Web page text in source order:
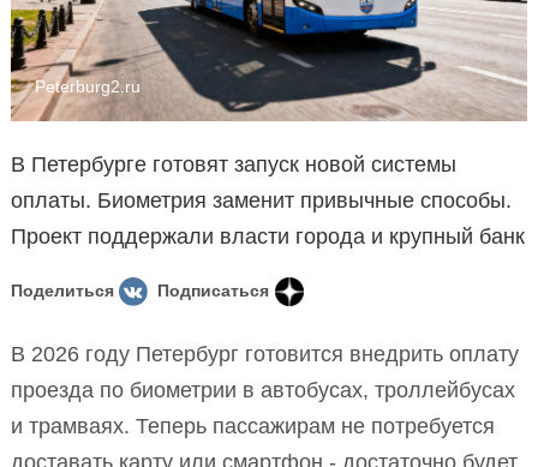
Peterburg2.ru
В Петербурге готовят запуск новой системы
оплаты. Биометрия заменит привычные способы.
Проект поддержали власти города и крупный банк
Поделиться Подписаться
В 2026 году Петербург готовится внедрить оплату
проезда по биометрии в автобусах, троллейбусах
и трамваях. Теперь пассажирам не потребуется